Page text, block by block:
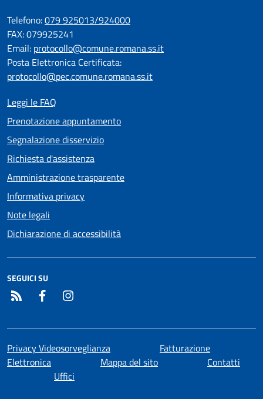
Telefono:079 925013/924000
FAX: 079925241
Email: protocollo@comune.romana.ss.it
Posta Elettronica Certificata:
protocollo@pec.comune.romana.ss.it
Leggi le FAQ
Prenotazione appuntamento
Segnalazione disservizio
Richiesta d'assistenza
Amministrazione trasparente
Informativa privacy
Note legali
Dichiarazione di accessibilità
SEGUICI SU
RSS Facebook
Privacy Videosorveglianza
Fatturazione
Elettronica
Mappa del sito
Contatti
Uffici